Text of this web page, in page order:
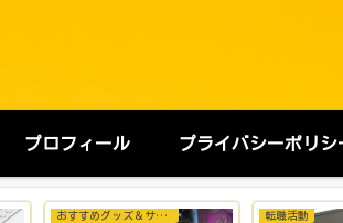
プロフィール プライバシーポリシ
the雑談